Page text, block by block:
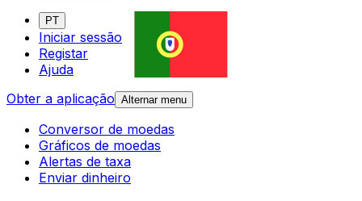
PT
Iniciar sessão
Registar
Ajuda
Obter a aplicação Alternar menu
Conversor de moedas
Gráficos de moedas
Alertas de taxa
Enviar dinheiro